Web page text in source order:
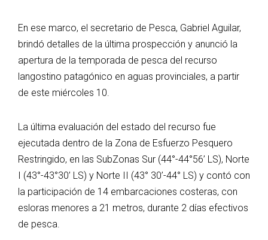
En ese marco, el secretario de Pesca, Gabriel Aguilar,
brindó detalles de la última prospección y anunció la
apertura de la temporada de pesca del recurso
langostino patagónico en aguas provinciales, a partir
de este miércoles 10.
La última evaluación del estado del recurso fue
ejecutada dentro de la Zona de Esfuerzo Pesquero
Restringido, en las SubZonas Sur (44°-44°56’ LS), Norte
I (43°-43°30’ LS) y Norte II (43° 30’-44° LS) y contó con
la participación de 14 embarcaciones costeras, con
esloras menores a 21 metros, durante 2 días efectivos
de pesca.